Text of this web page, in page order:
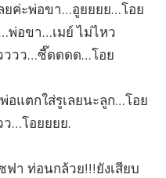
ยค่ะพ่อขา…อูยยยย…โอย
พ่อขา…เมย์ ไม่ไหว
ววว…ซี๊ดดดด…โอย
แตกใส่รูเลยนะลูก…โอย
…โอยยยย.
า ท่อนกล้วย!!!ยังเสียบ